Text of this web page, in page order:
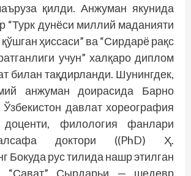
қилди. Анжуман якунида
“Турк дунёси миллий маданияти
ҳиссаси” ва “Сирдарё рақс
учун” халқаро диплом
билан тақдирланди. Шунингдек,
анжуман доирасида Барно
давлат хореография
доценти, филология фанлари
доктори ((PhD) Ҳ.
Бокуда рус тилида нашр этилган
“Сават” Сырдарьи — шедевр